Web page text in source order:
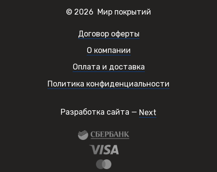
© 2026 Мир покрытий
Договор оферты
О компании
Оплата и доставка
Политика конфиденциальности
Разработка сайта — Next